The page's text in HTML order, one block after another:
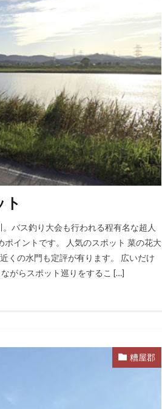
ト
バス釣り大会も行われる程有名な超人
イントです。 人気のスポット 菜の花大
くの水門も定評が有ります。 広いだけ
がらスポット巡りをするこ […]
糟屋郡